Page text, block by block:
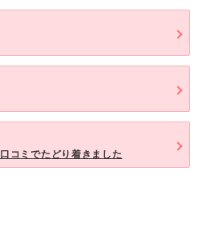
コミでたどり着きました